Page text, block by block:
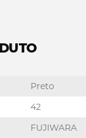
Preto
42
FUJIWARA